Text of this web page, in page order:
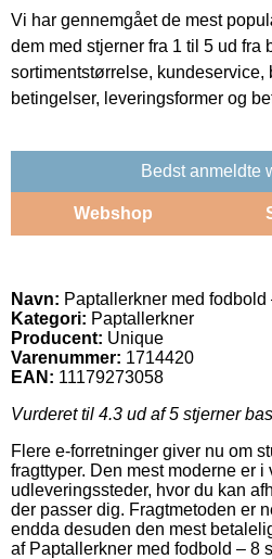
Vi har gennemgået de mest
dem med stjerner fra 1 til 5 ud fra
sortimentstørrelse, kundeservice,
betingelser, leveringsformer og
Bedst anmeldte
Webshop
Navn: Paptallerkner med fodbold
Kategori: Paptallerkner
Producent: Unique
Varenummer: 1714420
EAN: 11179273058
Vurderet til 4.3 ud af 5 stjerner
Flere e-forretninger giver nu om
fragttyper. Den mest moderne er i
udleveringssteder, hvor du kan
der passer dig. Fragtmetoden er
endda desuden den mest
af Paptallerkner med fodbold – 8